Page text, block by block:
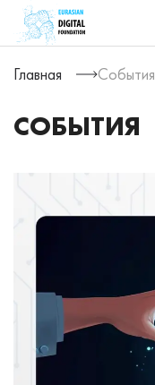
Главная События
СОБЫТИЯ